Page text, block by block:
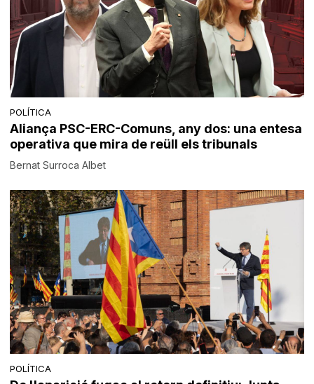
POLÍTICA
Aliança PSC-ERC-Comuns, any dos: una entesa
operativa que mira de reüll els tribunals
Bernat Surroca Albet
POLÍTICA